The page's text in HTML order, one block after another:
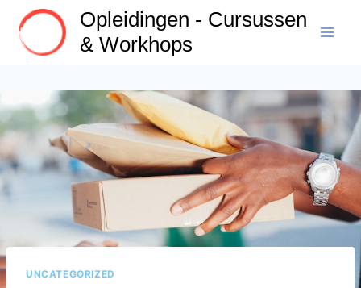
Doorgaan
naar
inhoud
Opleidingen - Cursussen
& Workhops
UNCATEGORIZED